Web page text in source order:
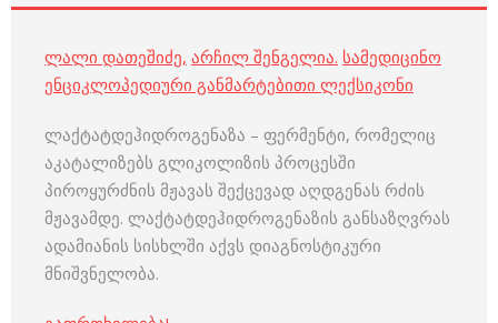
ლალი დათეშიძე, არჩილ შენგელია. სამედიცინო
ენციკლოპედიური განმარტებითი ლექსიკონი
ლაქტატდეჰიდროგენაზა – ფერმენტი, რომელიც
აკატალიზებს გლიკოლიზის პროცესში
პიროყურძნის მჟავას შექცევად აღდგენას რძის
მჟავამდე. ლაქტატდეჰიდროგენაზის განსაზღვრას
ადამიანის სისხლში აქვს დიაგნოსტიკური
მნიშვნელობა.